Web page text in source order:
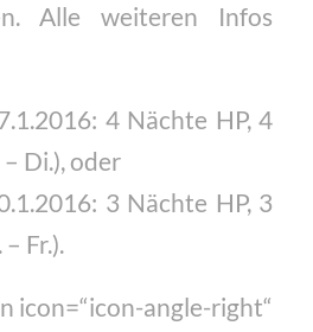
Alle weiteren Infos
4 Nächte HP, 4
– Di.), oder
3 Nächte HP, 3
Fr.).
icon=“icon-angle-right“